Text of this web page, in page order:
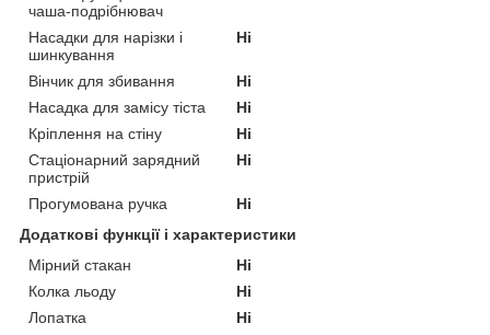
чаша-подрібнювач
Насадки для нарізки і
шинкування
Ні
Вінчик для збивання
Ні
Насадка для замісу тіста
Ні
Кріплення на стіну
Ні
Стаціонарний зарядний
пристрій
Ні
Прогумована ручка
Ні
Додаткові функції і характеристики
Мірний стакан
Ні
Колка льоду
Ні
Лопатка
Ні